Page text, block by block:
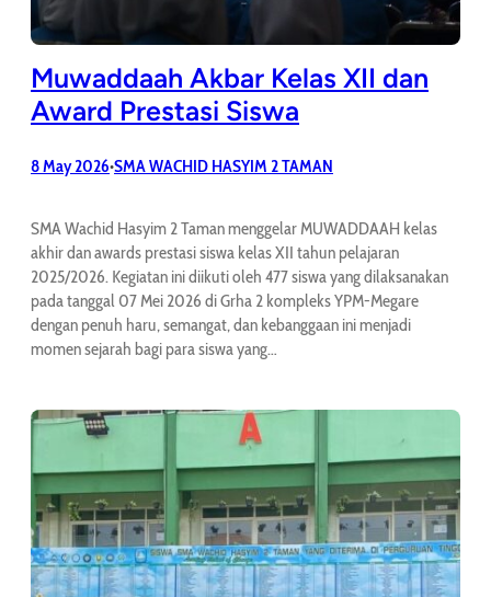
Muwaddaah Akbar Kelas XII dan
Award Prestasi Siswa
8 May 2026•SMA WACHID HASYIM 2 TAMAN
SMA Wachid Hasyim 2 Taman menggelar MUWADDAAH kelas
akhir dan awards prestasi siswa kelas XII tahun pelajaran
2025/2026. Kegiatan ini diikuti oleh 477 siswa yang dilaksanakan
pada tanggal 07 Mei 2026 di Grha 2 kompleks YPM-Megare
dengan penuh haru, semangat, dan kebanggaan ini menjadi
momen sejarah bagi para siswa yang…